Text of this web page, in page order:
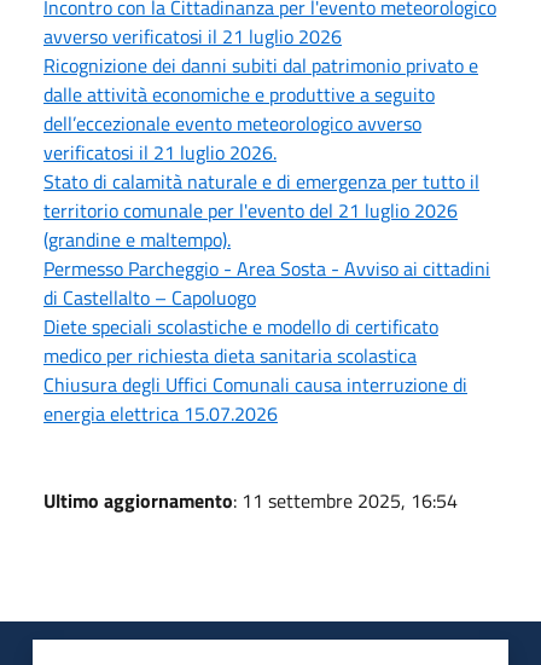
Incontro con la Cittadinanza per l'evento meteorologico
avverso verificatosi il 21 luglio 2026
Ricognizione dei danni subiti dal patrimonio privato e
dalle attività economiche e produttive a seguito
dell’eccezionale evento meteorologico avverso
verificatosi il 21 luglio 2026.
Stato di calamità naturale e di emergenza per tutto il
territorio comunale per l'evento del 21 luglio 2026
(grandine e maltempo).
Permesso Parcheggio - Area Sosta - Avviso ai cittadini
di Castellalto – Capoluogo
Diete speciali scolastiche e modello di certificato
medico per richiesta dieta sanitaria scolastica
Chiusura degli Uffici Comunali causa interruzione di
energia elettrica 15.07.2026
Ultimo aggiornamento: 11 settembre 2025, 16:54